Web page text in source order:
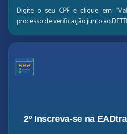
Digite o seu CPF e clique em
processo de verificação junto ao
2º Inscreva-se na